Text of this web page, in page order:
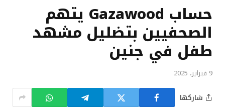
حساب Gazawood يتهم
الصحفيين بتضليل مشهد
طفل في جنين
9 فبراير، 2025
شاركها